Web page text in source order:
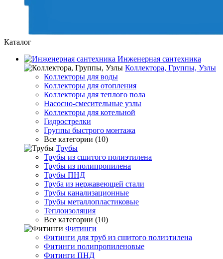
Каталог
Инженерная сантехника
Коллектора, Группы, Узлы
Коллекторы для воды
Коллекторы для отопления
Коллекторы для теплого пола
Насосно-смесительные узлы
Коллекторы для котельной
Гидрострелки
Группы быстрого монтажа
Все категории (10)
Трубы
Трубы из сшитого полиэтилена
Трубы из полипропилена
Трубы ПНД
Труба из нержавеющей стали
Трубы канализационные
Трубы металлопластиковые
Теплоизоляция
Все категории (10)
Фитинги
Фитинги для труб из сшитого полиэтилена
Фитинги полипропиленовые
Фитинги ПНД